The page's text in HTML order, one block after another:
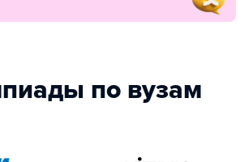
по вузам